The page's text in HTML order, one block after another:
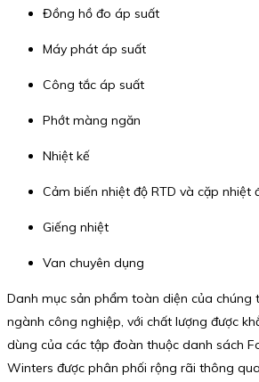
Đồng hồ đo áp suất
Máy phát áp suất
Công tắc áp suất
Phớt màng ngăn
Nhiệt kế
Cảm biến nhiệt độ RTD và cặp nhiệt
Giếng nhiệt
Van chuyên dụng
Danh mục sản phẩm toàn diện của chúng
ngành công nghiệp, với chất lượng được
dùng của các tập đoàn thuộc danh sách
Winters được phân phối rộng rãi thông